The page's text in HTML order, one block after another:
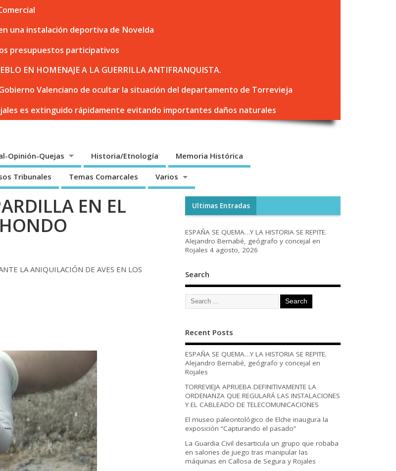
una instalación deportiva de Novelda
presupuestos participativos
EN HOMENAJE A LA GUERRILLA ANTIFRANQUISTA.
Valenciano de ocultar la situación del departamento de Torrevieja
es extinguido rápidamente evitando importantes daños naturales
Opinión-Quejas Historia/Etnología Memoria Histórica
Tribunales Temas Comarcales Varios
EN EL
LA ANIQUILACIÓN DE AVES EN LOS
Ultimas Entradas
ESPAÑA SE QUEMA…Y LA HISTORIA SE REPITE.
Alejandro Bernabé, geógrafo y concejal en
Rojales 4 agosto, 2026
Search
Recent Posts
ESPAÑA SE QUEMA…Y LA HISTORIA SE REPITE.
Alejandro Bernabé, geógrafo y concejal en
Rojales
TORREVIEJA APRUEBA DEFINITIVAMENTE LA
ORDENANZA QUE REGULARÁ LAS INSTALACIONES
Y EL CABLEADO DE TELECOMUNICACIONES
El museo paleontológico de Elche inaugura la
exposición “Capturando el pasado”
La Guardia Civil desarticula un grupo que robaba
en salones de juego tras manipular las
máquinas en Callosa de Segura y Rojales